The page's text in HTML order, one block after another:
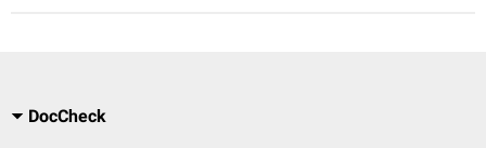
DocCheck